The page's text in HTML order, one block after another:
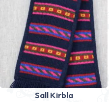
Sall Kirbla